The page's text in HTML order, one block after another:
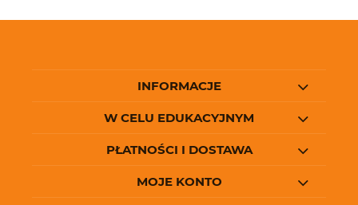
INFORMACJE
W CELU EDUKACYJNYM
PŁATNOŚCI I DOSTAWA
MOJE KONTO